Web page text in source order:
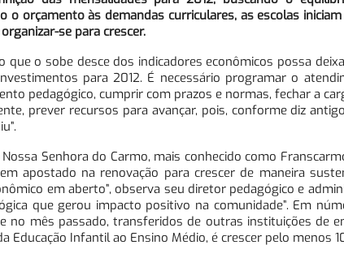
o orçamento às demandas curriculares, as escolas
se para crescer.
que o sobe desce dos indicadores econômicos possa
para 2012. É necessário programar o
pedagógico, cumprir com prazos e normas, fechar a
prever recursos para avançar, pois, conforme diz
Nossa Senhora do Carmo, mais conhecido como
apostado na renovação para crescer de maneira
em aberto”, observa seu diretor pedagógico e
que gerou impacto positivo na comunidade”. Em
no mês passado, transferidos de outras instituições de
Educação Infantil ao Ensino Médio, é crescer pelo menos